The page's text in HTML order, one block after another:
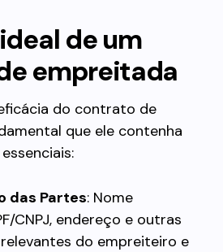
de um
empreitada
do contrato de
que ele contenha
das Partes: Nome
CNPJ, endereço e outras
do empreiteiro e